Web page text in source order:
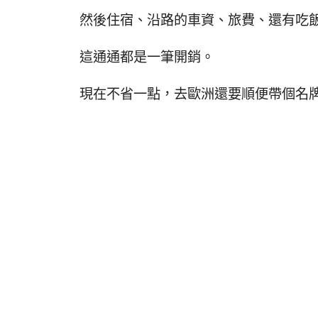
然後住宿、沿路的車資、旅費、還有吃
這通通都是一筆開銷。
現在不省一點，去歐洲還要順便帶個名